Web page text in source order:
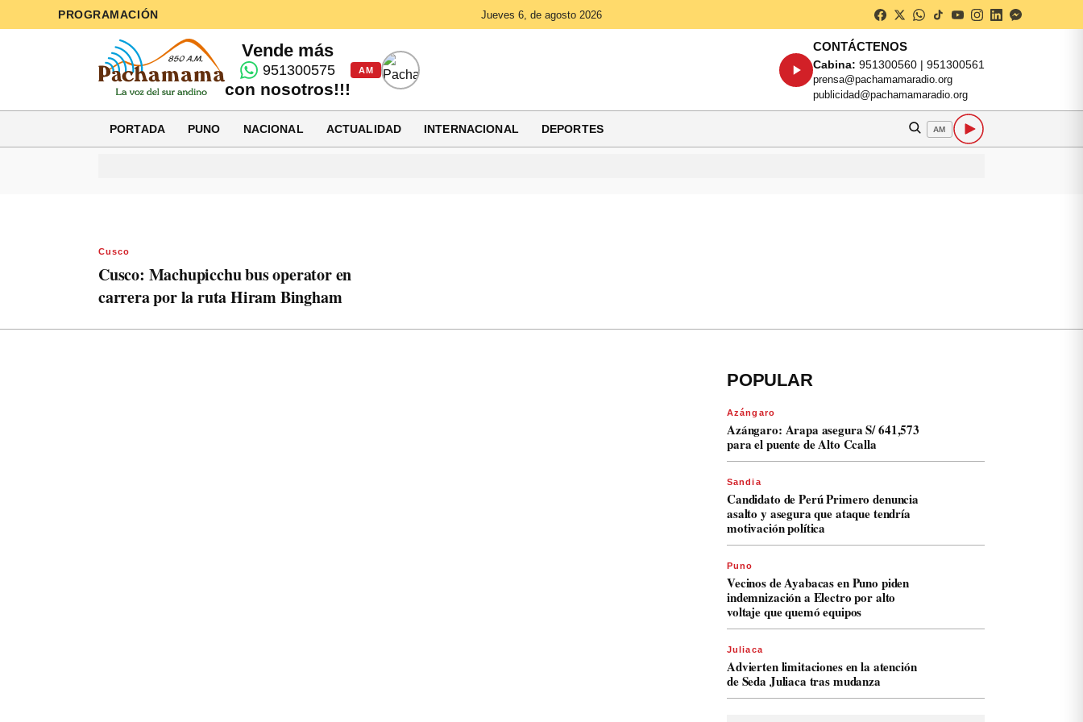
PROGRAMACIÓN Jueves 6, de agosto 2026
Vende más
951300575
con nosotros!!!
AM
CONTÁCTENOS
Cabina: 951300560 | 951300561
prensa@pachamamaradio.org
publicidad@pachamamaradio.org
PORTADA PUNO NACIONAL ACTUALIDAD INTERNACIONAL DEPORTES AM
Cusco
Cusco: Machupicchu bus operator en
carrera por la ruta Hiram Bingham
POPULAR
Azángaro
Azángaro: Arapa asegura S/ 641,573
para el puente de Alto Ccalla
Sandia
Candidato de Perú Primero denuncia
asalto y asegura que ataque tendría
motivación política
Puno
Vecinos de Ayabacas en Puno piden
indemnización a Electro por alto
voltaje que quemó equipos
Juliaca
Advierten limitaciones en la atención
de Seda Juliaca tras mudanza